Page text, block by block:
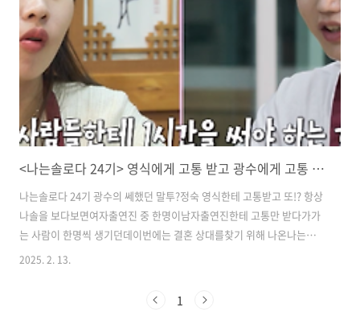
은 안보이고옥순에게만 직진했던 나는솔로다 24기 영식​순애보였지만 처
음 느낀 이런 감정때문에감정 컨트롤이 제대로 안되고 집착도 많이생기
고 해서 말도 실수..
<나는솔로다 24기> 영식에게 고통 받고 광수에게 고통 받는... 정숙 끝없는 고통
나는솔로다 24기 광수의 쎄했던 말투?정숙 영식한테 고통받고 또!? ​​​항상
나솔을 보다보면여자출연진 중 한명이남자출연진한테 고통만 받다가가
는 사람이 한명씩 생기던데​이번에는 결혼 상대를찾기 위해 나온나는솔
로다 24기 정숙이그럴것 같네요 ㅎㅎ​영식한테 고통받은지가 바로 전날
로최고 인기라 역대급으로다섯명의 남자가 몰리고​딱 한명 나는솔로다
2025. 2. 13.
1